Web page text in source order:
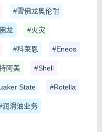
#雪佛龙奥伦耐
龙 #火灾
#科莱恩 #Eneos
阿美 #Shell
State #Rotella
润滑油业务